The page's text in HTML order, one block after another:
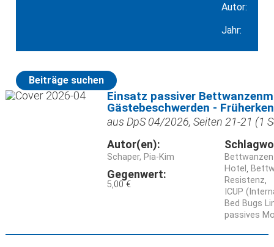
Autor:
Jahr:
Beiträge suchen
Einsatz passiver
Gästebeschwerden -
aus DpS 04/2026, Seiten 21-21 (1
Autor(en):
Schaper, Pia-Kim
Gegenwert:
5,00 €
Hotel
Resistenz
ICUP
Bed Bugs
passives